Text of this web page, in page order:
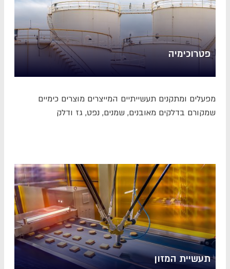
פטרוכימיה
מפעלים ומתקנים תעשייתיים המייצרים מוצרים כימיים
שמקורם בדלקים מאובנים, שמנים, נפט, גז ודלק
תעשיית המזון